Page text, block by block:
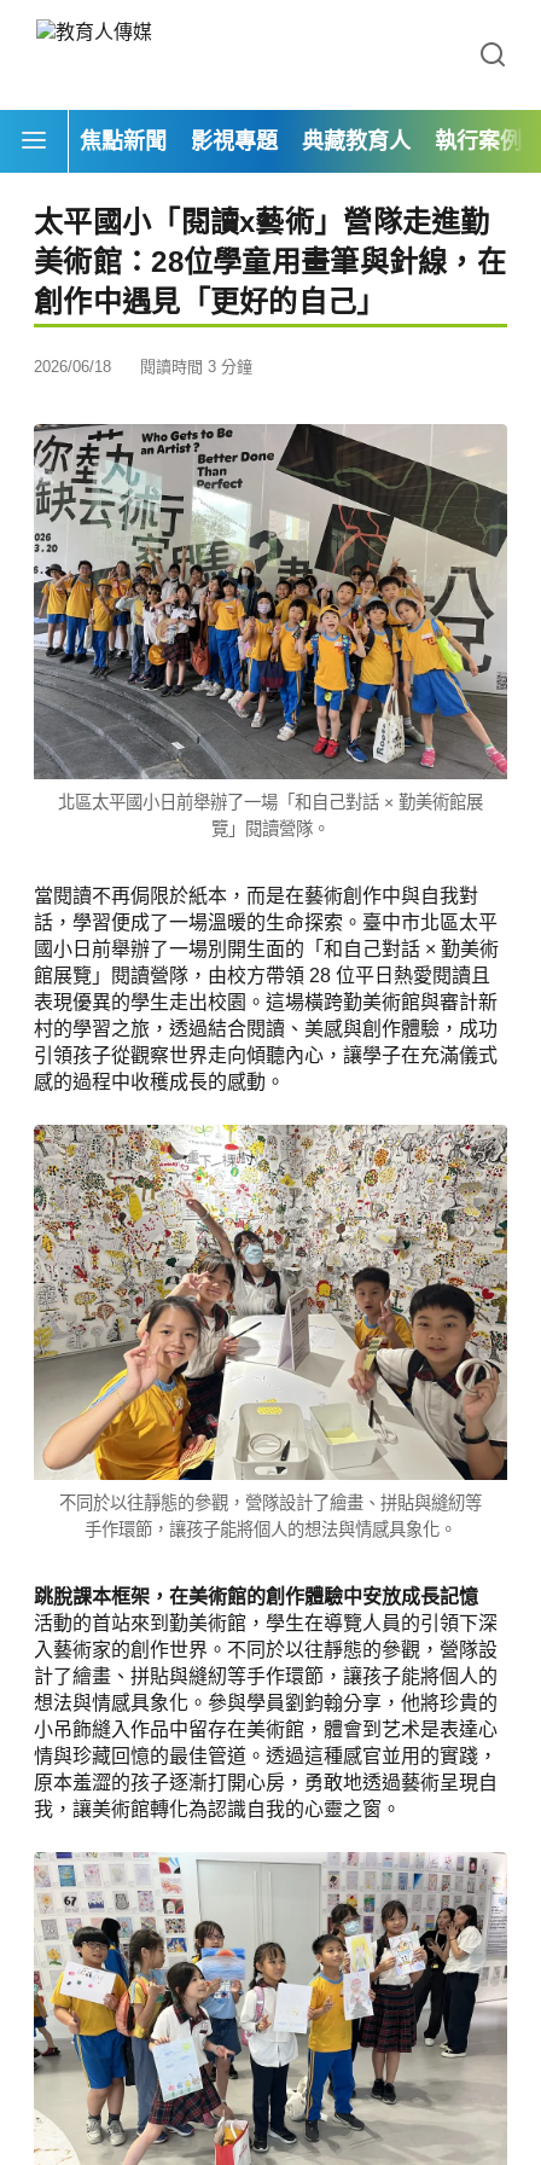
焦點新聞 影視專題 典藏教育人 執行案例
太平國小「閱讀x藝術」營隊走進勤
美術館：28位學童用畫筆與針線，在
創作中遇見「更好的自己」
2026/06/18 閱讀時間 3 分鐘
北區太平國小日前舉辦了一場「和自己對話 × 勤美術館展
覽」閱讀營隊。
當閱讀不再侷限於紙本，而是在藝術創作中與自我對
話，學習便成了一場溫暖的生命探索。臺中市北區太平
國小日前舉辦了一場別開生面的「和自己對話 × 勤美術
館展覽」閱讀營隊，由校方帶領 28 位平日熱愛閱讀且
表現優異的學生走出校園。這場橫跨勤美術館與審計新
村的學習之旅，透過結合閱讀、美感與創作體驗，成功
引領孩子從觀察世界走向傾聽內心，讓學子在充滿儀式
感的過程中收穫成長的感動。
不同於以往靜態的參觀，營隊設計了繪畫、拼貼與縫紉等
手作環節，讓孩子能將個人的想法與情感具象化。
跳脫課本框架，在美術館的創作體驗中安放成長記憶
活動的首站來到勤美術館，學生在導覽人員的引領下深
入藝術家的創作世界。不同於以往靜態的參觀，營隊設
計了繪畫、拼貼與縫紉等手作環節，讓孩子能將個人的
想法與情感具象化。參與學員劉鈞翰分享，他將珍貴的
小吊飾縫入作品中留存在美術館，體會到艺术是表達心
情與珍藏回憶的最佳管道。透過這種感官並用的實踐，
原本羞澀的孩子逐漸打開心房，勇敢地透過藝術呈現自
我，讓美術館轉化為認識自我的心靈之窗。